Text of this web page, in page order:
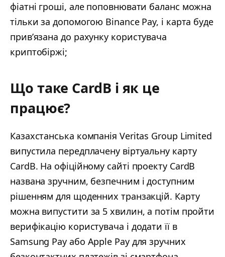
фіатні гроші, але поповнювати баланс можна
тільки за допомогою Binance Pay, і карта буде
прив’язана до рахунку користувача
криптобіржі;
Що таке CardB і як це
працює?
Казахстанська компанія Veritas Group Limited
випустила передплачену віртуальну карту
CardB. На офіційному сайті проекту CardB
названа зручним, безпечним і доступним
рішенням для щоденних транзакцій. Карту
можна випустити за 5 хвилин, а потім пройти
верифікацію користувача і додати її в
Samsung Pay або Apple Pay для зручних